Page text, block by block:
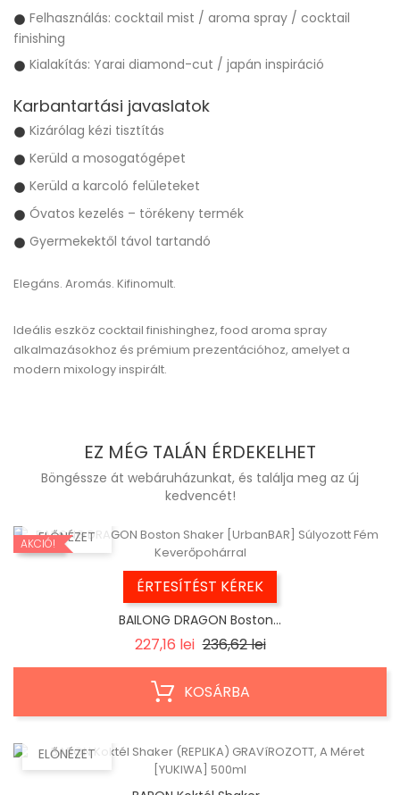
Felhasználás: cocktail mist / aroma spray / cocktail
finishing
Kialakítás: Yarai diamond-cut / japán inspiráció
Karbantartási javaslatok
Kizárólag kézi tisztítás
Kerüld a mosogatógépet
Kerüld a karcoló felületeket
Óvatos kezelés – törékeny termék
Gyermekektől távol tartandó
Elegáns. Aromás. Kifinomult.
Ideális eszköz cocktail finishinghez, food aroma spray
alkalmazásokhoz és prémium prezentációhoz, amelyet a
modern mixology inspirált.
EZ MÉG TALÁN ÉRDEKELHET
Böngéssze át webáruházunkat, és találja meg az új
kedvencét!
ELŐNÉZET
AKCIÓ!
ÉRTESÍTÉST KÉREK
BAILONG DRAGON Boston...
227,16 lei Regular
236,62 leiÁr
KOSÁRBA
ELŐNÉZET